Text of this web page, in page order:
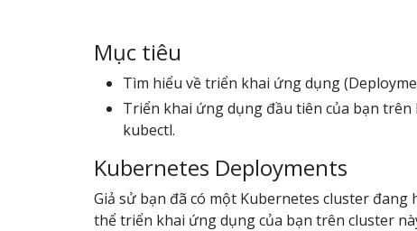
Mục tiêu
Tìm hiểu về triển khai ứng dụng
Triển khai ứng dụng đầu tiên của bạn trên
kubectl.
Kubernetes Deployments
Giả sử bạn đã có một Kubernetes cluster đang
thể triển khai ứng dụng của bạn trên cluster